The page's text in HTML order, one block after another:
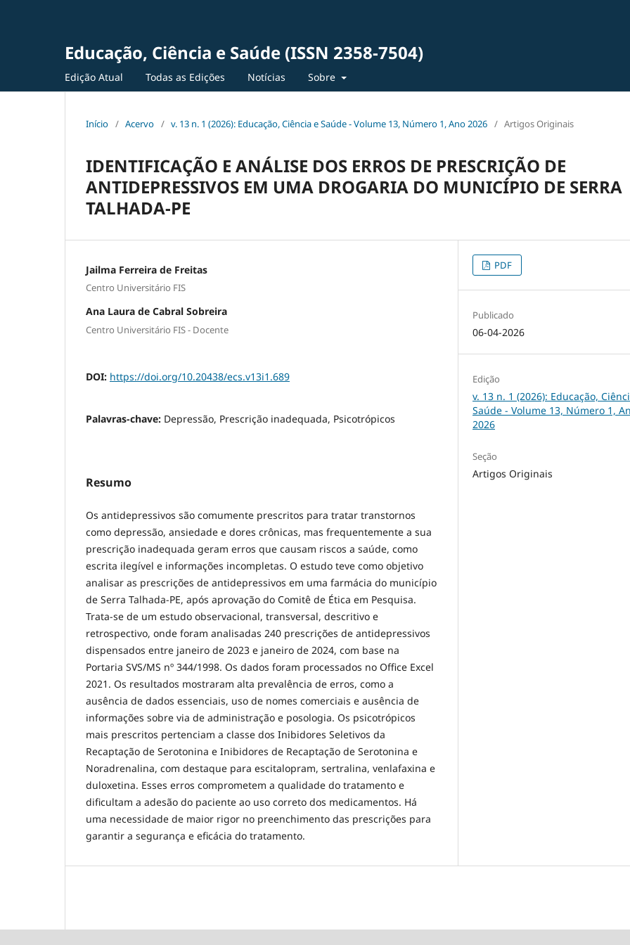
Educação, Ciência e Saúde (ISSN 2358-7504)
Edição Atual Todas as Edições Notícias Sobre
Início / Acervo / v. 13 n. 1 (2026): Educação, Ciência e Saúde - Volume 13, Número 1, Ano 2026 / Artigos Originais
IDENTIFICAÇÃO E ANÁLISE DOS ERROS DE PRESCRIÇÃO DE
ANTIDEPRESSIVOS EM UMA DROGARIA DO MUNICÍPIO DE SERRA
TALHADA-PE
Jailma Ferreira de Freitas
Centro Universitário FIS
Ana Laura de Cabral Sobreira
Centro Universitário FIS - Docente
DOI: https://doi.org/10.20438/ecs.v13i1.689
Palavras-chave: Depressão, Prescrição inadequada, Psicotrópicos
Resumo
Os antidepressivos são comumente prescritos para tratar transtornos
como depressão, ansiedade e dores crônicas, mas frequentemente a sua
prescrição inadequada geram erros que causam riscos a saúde, como
escrita ilegível e informações incompletas. O estudo teve como objetivo
analisar as prescrições de antidepressivos em uma farmácia do município
de Serra Talhada-PE, após aprovação do Comitê de Ética em Pesquisa.
Trata-se de um estudo observacional, transversal, descritivo e
retrospectivo, onde foram analisadas 240 prescrições de antidepressivos
dispensados entre janeiro de 2023 e janeiro de 2024, com base na
Portaria SVS/MS nº 344/1998. Os dados foram processados no Office Excel
2021. Os resultados mostraram alta prevalência de erros, como a
ausência de dados essenciais, uso de nomes comerciais e ausência de
informações sobre via de administração e posologia. Os psicotrópicos
mais prescritos pertenciam a classe dos Inibidores Seletivos da
Recaptação de Serotonina e Inibidores de Recaptação de Serotonina e
Noradrenalina, com destaque para escitalopram, sertralina, venlafaxina e
duloxetina. Esses erros comprometem a qualidade do tratamento e
dificultam a adesão do paciente ao uso correto dos medicamentos. Há
uma necessidade de maior rigor no preenchimento das prescrições para
garantir a segurança e eficácia do tratamento.
PDF
Publicado
06-04-2026
Edição
v. 13 n. 1 (2026): Educação,
Saúde - Volume 13, Número 1,
2026
Seção
Artigos Originais